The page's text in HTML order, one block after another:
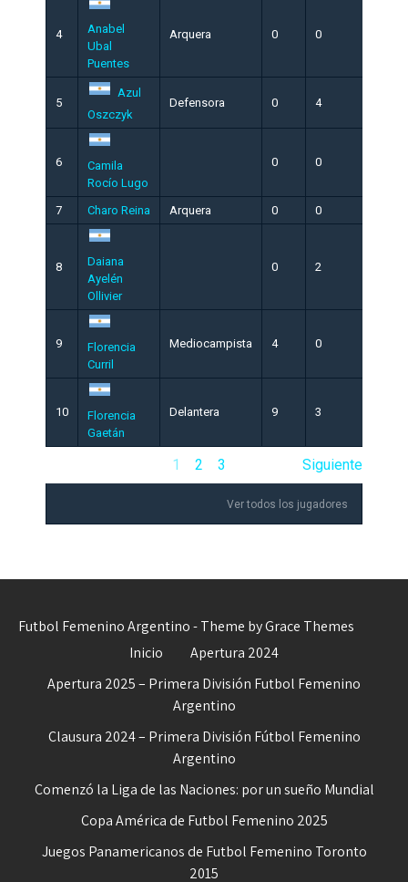
4
Anabel
Ubal
Puentes
Arquera 0 0
5
Azul
Oszczyk
Defensora 0 4
6
Camila
Rocío Lugo
0 0
7 Charo Reina Arquera 0 0
8
Daiana
Ayelén
Ollivier
0 2
9
Florencia
Curril
Mediocampista 4 0
10
Florencia
Gaetán
Delantera 9 3
1 2 3 Siguiente
Ver todos los jugadores
Futbol Femenino Argentino - Theme by Grace Themes
Inicio
Apertura 2024
Apertura 2025 – Primera División Futbol Femenino
Argentino
Clausura 2024 – Primera División Fútbol Femenino
Argentino
Comenzó la Liga de las Naciones: por un sueño Mundial
Copa América de Futbol Femenino 2025
Juegos Panamericanos de Futbol Femenino Toronto
2015